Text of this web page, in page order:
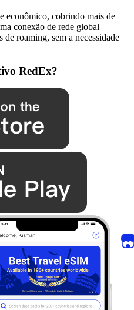
econômico, cobrindo mais de
conexão de rede global
de roaming, sem a necessidade
RedEx?